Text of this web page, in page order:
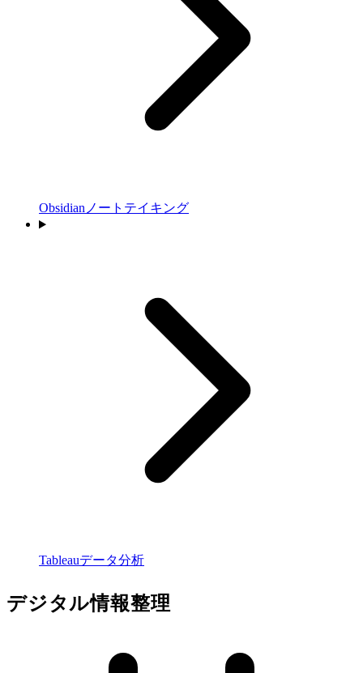
Obsidianノートテイキング
Tableauデータ分析
デジタル情報整理